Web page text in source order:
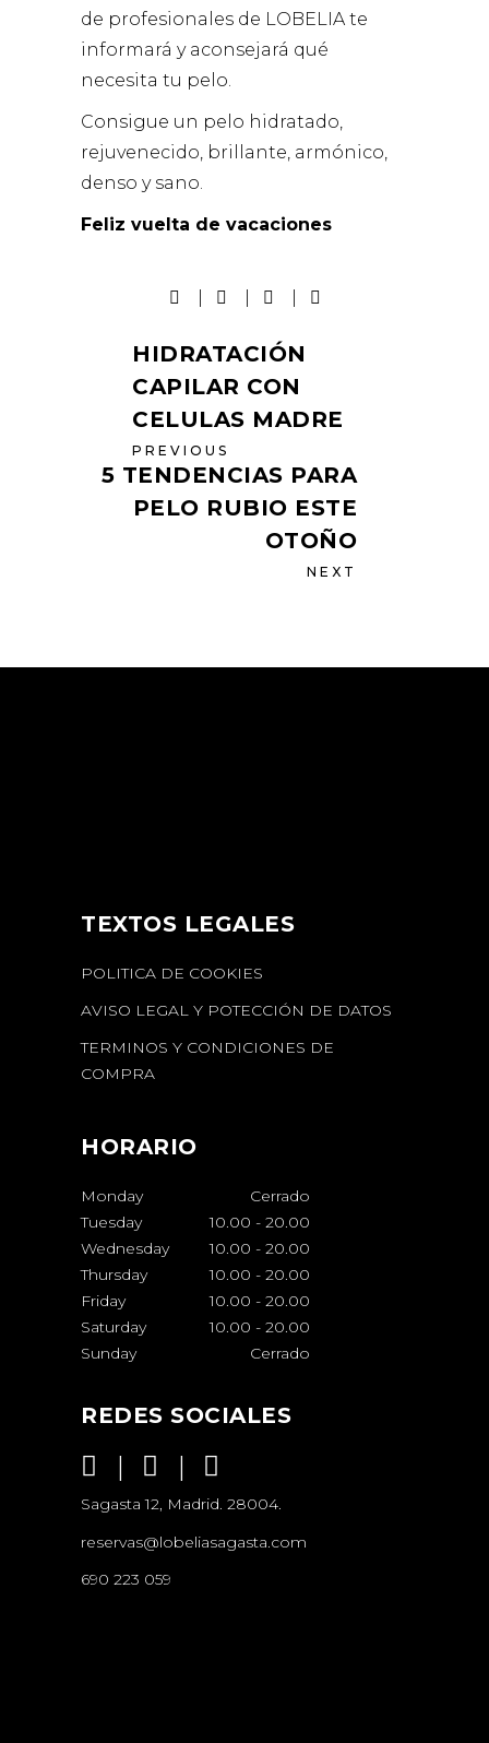
de profesionales de LOBELIA te
informará y aconsejará qué
necesita tu pelo.
Consigue un pelo hidratado,
rejuvenecido, brillante, armónico,
denso y sano.
Feliz vuelta de vacaciones
HIDRATACIÓN
CAPILAR CON
CELULAS MADRE
PREVIOUS
5 TENDENCIAS PARA
PELO RUBIO ESTE
OTOÑO
NEXT
TEXTOS LEGALES
POLITICA DE COOKIES
AVISO LEGAL Y POTECCIÓN DE DATOS
TERMINOS Y CONDICIONES DE
COMPRA
HORARIO
Monday
Cerrado
Tuesday
10.00 - 20.00
Wednesday
10.00 - 20.00
Thursday
10.00 - 20.00
Friday
10.00 - 20.00
Saturday
10.00 - 20.00
Sunday
Cerrado
REDES SOCIALES
Sagasta 12, Madrid. 28004.
reservas@lobeliasagasta.com
690 223 059